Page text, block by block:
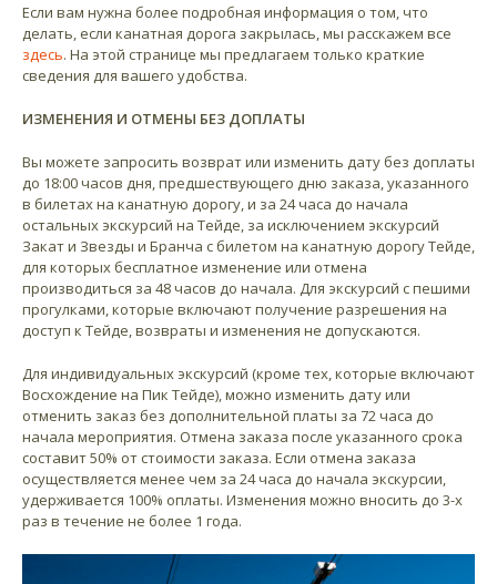
Если вам нужна более подробная информация о том, что
делать, если канатная дорога закрылась, мы расскажем все
здесь. На этой странице мы предлагаем только краткие
сведения для вашего удобства.
ИЗМЕНЕНИЯ И ОТМЕНЫ БЕЗ ДОПЛАТЫ
Вы можете запросить возврат или изменить дату без доплаты
до 18:00 часов дня, предшествующего дню заказа, указанного
в билетах на канатную дорогу, и за 24 часа до начала
остальных экскурсий на Тейде, за исключением экскурсий
Закат и Звезды и Бранча с билетом на канатную дорогу Тейде,
для которых бесплатное изменение или отмена
производиться за 48 часов до начала. Для экскурсий с пешими
прогулками, которые включают получение разрешения на
доступ к Тейде, возвраты и изменения не допускаются.
Для индивидуальных экскурсий (кроме тех, которые включают
Восхождение на Пик Тейде), можно изменить дату или
отменить заказ без дополнительной платы за 72 часа до
начала мероприятия. Отмена заказа после указанного срока
составит 50% от стоимости заказа. Если отмена заказа
осуществляется менее чем за 24 часа до начала экскурсии,
удерживается 100% оплаты. Изменения можно вносить до 3-х
раз в течение не более 1 года.